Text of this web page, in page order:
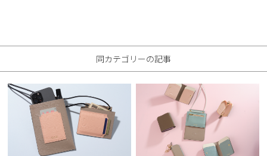
同カテゴリーの記事